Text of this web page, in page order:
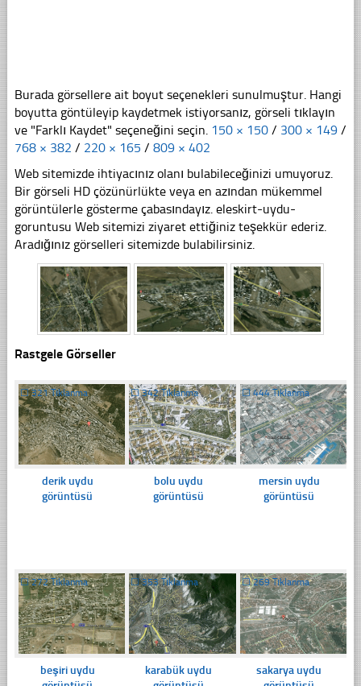
Burada görsellere ait boyut seçenekleri sunulmuştur. Hangi
boyutta göntüleyip kaydetmek istiyorsanız, görseli tıklayın
ve "Farklı Kaydet" seçeneğini seçin. 150 × 150 / 300 × 149 /
768 × 382 / 220 × 165 / 809 × 402
Web sitemizde ihtiyacınız olanı bulabileceğinizi umuyoruz.
Bir görseli HD çözünürlükte veya en azından mükemmel
görüntülerle gösterme çabasındayız. eleskirt-uydu-
goruntusu Web sitemizi ziyaret ettiğiniz teşekkür ederiz.
Aradığınız görselleri sitemizde bulabilirsiniz.
Rastgele Görseller
☐321 Tıklanma
derik uydu
görüntüsü
☐342 Tıklanma
bolu uydu
görüntüsü
☐444 Tıklanma
mersin uydu
görüntüsü
☐272 Tıklanma
beşiri uydu
☐353 Tıklanma
karabük uydu
☐269 Tıklanma
sakarya uydu